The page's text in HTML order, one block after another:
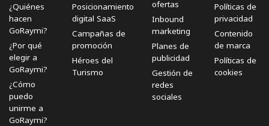
¿Quiénes
hacen
GoRaymi?
¿Por qué
elegir a
GoRaymi?
¿Cómo
puedo
unirme a
GoRaymi?
Posicionamiento
digital SaaS
Campañas de
promoción
Héroes del
Turismo
ofertas
Inbound
marketing
Planes de
publicidad
Gestión de
redes
sociales
Políticas de
privacidad
Contenido
de marca
Políticas de
cookies